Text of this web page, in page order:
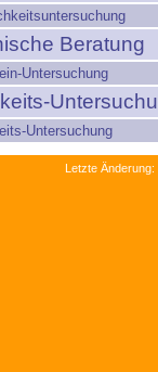
Beratung
Untersuchung
Untersuchung
Letzte